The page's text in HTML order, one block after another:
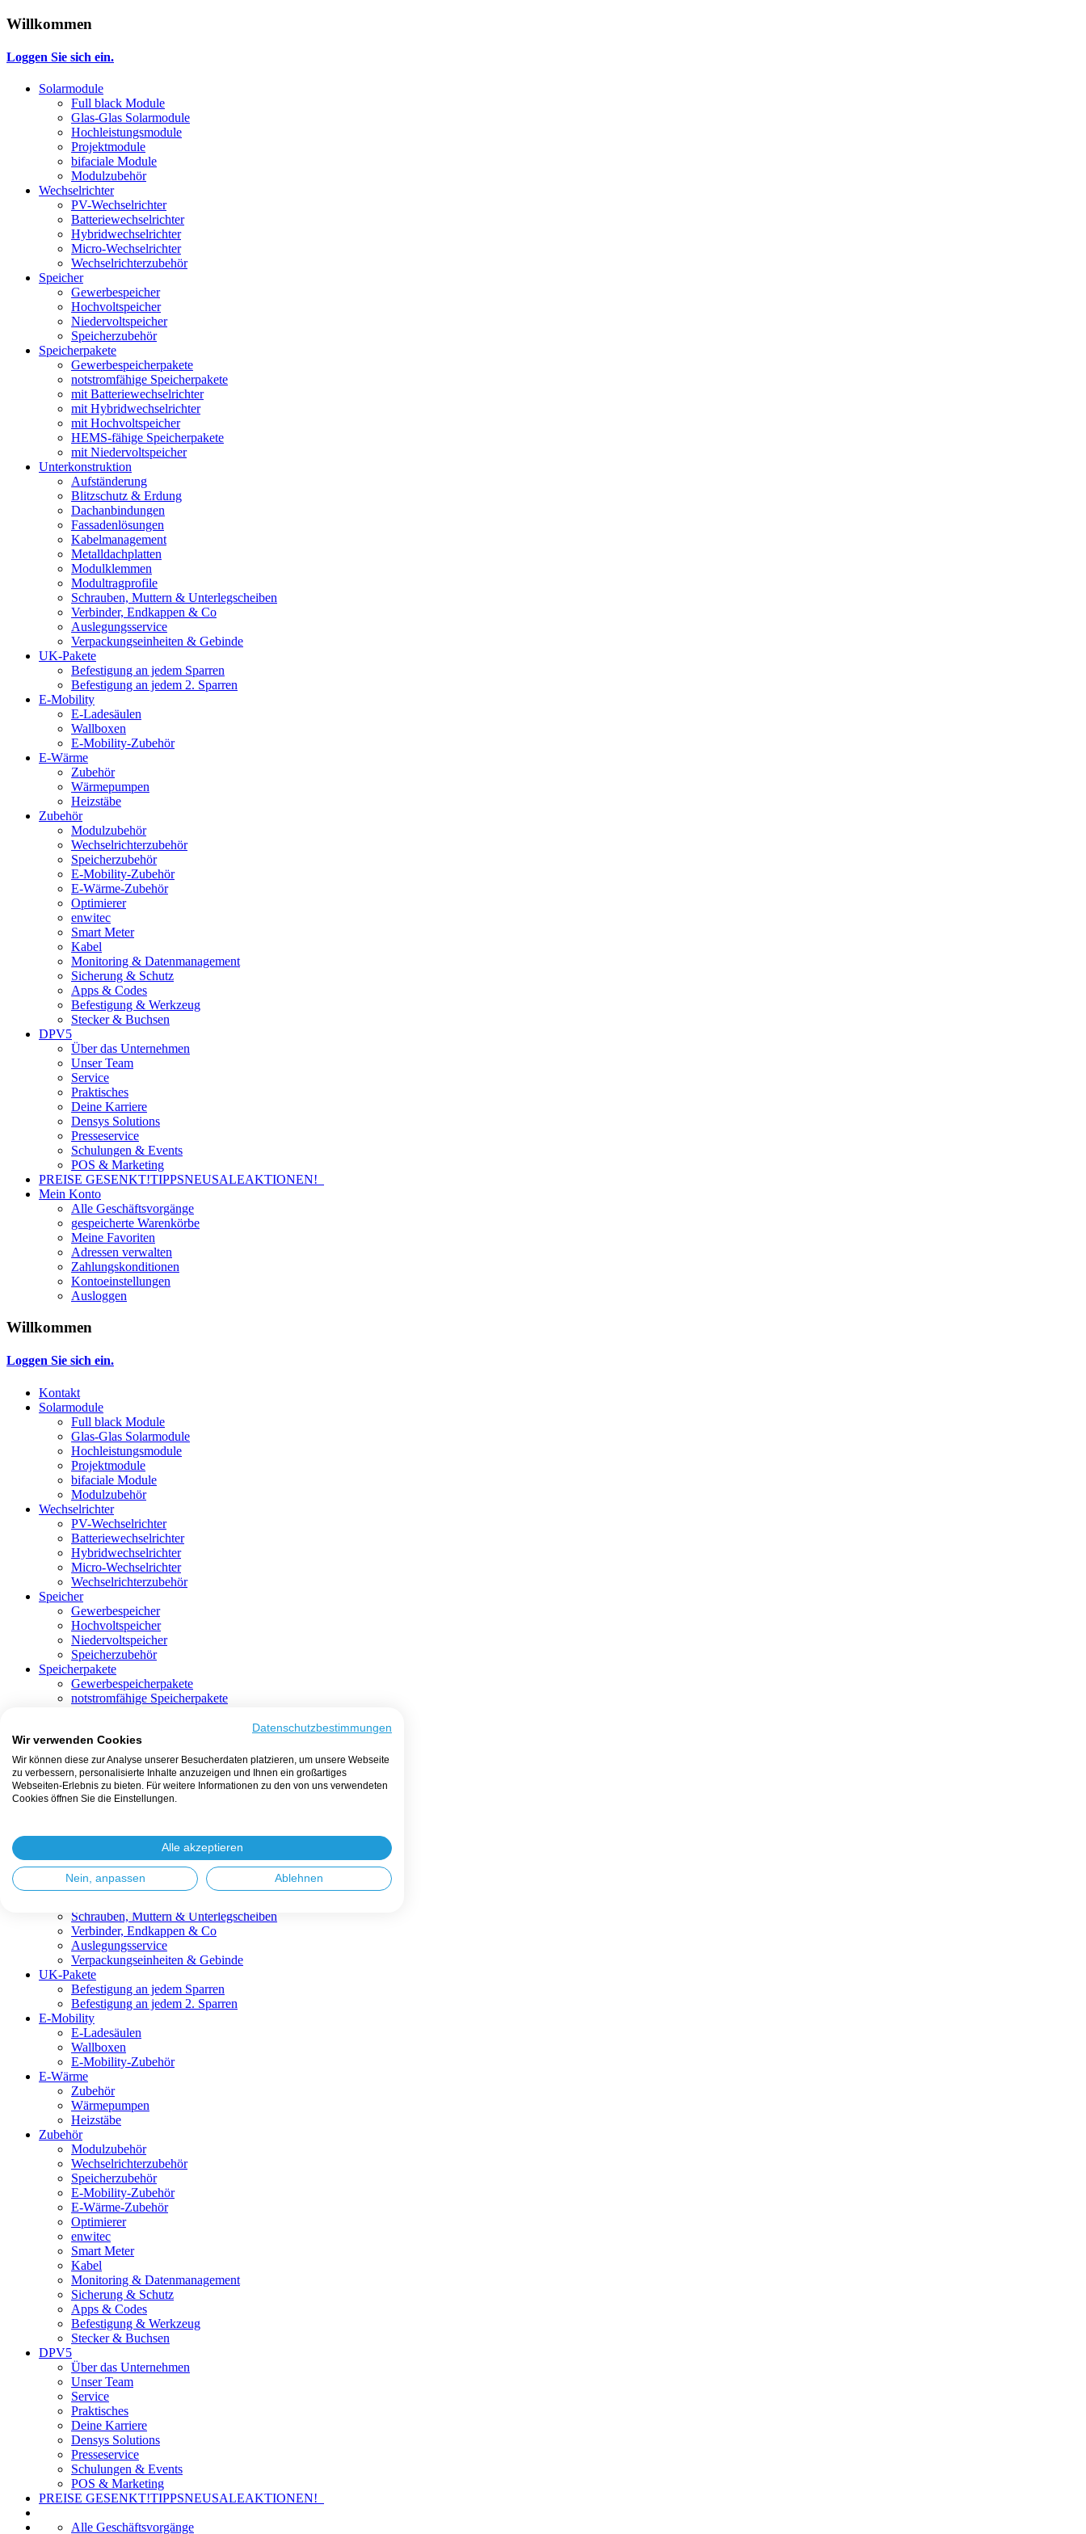
Willkommen
Loggen Sie sich ein.
Solarmodule
Full black Module
Glas-Glas Solarmodule
Hochleistungsmodule
Projektmodule
bifaciale Module
Modulzubehör
Wechselrichter
PV-Wechselrichter
Batteriewechselrichter
Hybridwechselrichter
Micro-Wechselrichter
Wechselrichterzubehör
Speicher
Gewerbespeicher
Hochvoltspeicher
Niedervoltspeicher
Speicherzubehör
Speicherpakete
Gewerbespeicherpakete
notstromfähige Speicherpakete
mit Batteriewechselrichter
mit Hybridwechselrichter
mit Hochvoltspeicher
HEMS-fähige Speicherpakete
mit Niedervoltspeicher
Unterkonstruktion
Aufständerung
Blitzschutz & Erdung
Dachanbindungen
Fassadenlösungen
Kabelmanagement
Metalldachplatten
Modulklemmen
Modultragprofile
Schrauben, Muttern & Unterlegscheiben
Verbinder, Endkappen & Co
Auslegungsservice
Verpackungseinheiten & Gebinde
UK-Pakete
Befestigung an jedem Sparren
Befestigung an jedem 2. Sparren
E-Mobility
E-Ladesäulen
Wallboxen
E-Mobility-Zubehör
E-Wärme
Zubehör
Wärmepumpen
Heizstäbe
Zubehör
Modulzubehör
Wechselrichterzubehör
Speicherzubehör
E-Mobility-Zubehör
E-Wärme-Zubehör
Optimierer
enwitec
Smart Meter
Kabel
Monitoring & Datenmanagement
Sicherung & Schutz
Apps & Codes
Befestigung & Werkzeug
Stecker & Buchsen
DPV5
Über das Unternehmen
Unser Team
Service
Praktisches
Deine Karriere
Densys Solutions
Presseservice
Schulungen & Events
POS & Marketing
PREISE GESENKT!TIPPSNEUSALEAKTIONEN!
Mein Konto
Alle Geschäftsvorgänge
gespeicherte Warenkörbe
Meine Favoriten
Adressen verwalten
Zahlungskonditionen
Kontoeinstellungen
Ausloggen
Willkommen
Loggen Sie sich ein.
Kontakt
Solarmodule
Full black Module
Glas-Glas Solarmodule
Hochleistungsmodule
Projektmodule
bifaciale Module
Modulzubehör
Wechselrichter
PV-Wechselrichter
Batteriewechselrichter
Hybridwechselrichter
Micro-Wechselrichter
Wechselrichterzubehör
Speicher
Gewerbespeicher
Hochvoltspeicher
Niedervoltspeicher
Speicherzubehör
Speicherpakete
Gewerbespeicherpakete
notstromfähige Speicherpakete
mit Hochvoltspeicher
HEMS-fähige Speicherpakete
mit Niedervoltspeicher
Unterkonstruktion
Aufständerung
Fassadenlösungen
Kabelmanagement
Metalldachplatten
Modulklemmen
Schrauben, Muttern & Unterlegscheiben
Verbinder, Endkappen & Co
Auslegungsservice
Verpackungseinheiten & Gebinde
UK-Pakete
Befestigung an jedem Sparren
Befestigung an jedem 2. Sparren
E-Mobility
E-Ladesäulen
Wallboxen
E-Mobility-Zubehör
E-Wärme
Zubehör
Wärmepumpen
Heizstäbe
Zubehör
Modulzubehör
Wechselrichterzubehör
Speicherzubehör
E-Mobility-Zubehör
E-Wärme-Zubehör
Optimierer
enwitec
Smart Meter
Kabel
Monitoring & Datenmanagement
Sicherung & Schutz
Apps & Codes
Befestigung & Werkzeug
Stecker & Buchsen
DPV5
Über das Unternehmen
Unser Team
Service
Praktisches
Deine Karriere
Densys Solutions
Presseservice
Schulungen & Events
POS & Marketing
PREISE GESENKT!TIPPSNEUSALEAKTIONEN!
Alle Geschäftsvorgänge
Datenschutzbestimmungen
Wir verwenden Cookies
Wir können diese zur Analyse unserer Besucherdaten platzieren, um unsere Webseite
zu verbessern, personalisierte Inhalte anzuzeigen und Ihnen ein großartiges
Webseiten-Erlebnis zu bieten. Für weitere Informationen zu den von uns verwendeten
Cookies öffnen Sie die Einstellungen.
Alle akzeptieren
Nein, anpassen Ablehnen